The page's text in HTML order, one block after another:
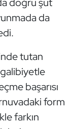
da
tutan
başarısı
form
farkın